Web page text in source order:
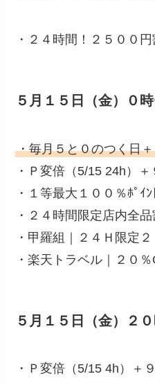
・２４時間！２５００円
５月１５日（金）０
・毎月５と０のつく日
・Ｐ変倍（5/15 24h）＋
・１等最大１００％ﾎﾟｲﾝ
・２４時間限定店内全品
・甲羅組｜２４Ｈ限定２
・楽天トラベル｜２０
５月１５日（金）２
・Ｐ変倍（5/15 4h）＋